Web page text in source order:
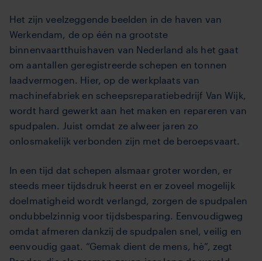
Het zijn veelzeggende beelden in de haven van
Werkendam, de op één na grootste
binnenvaartthuishaven van Nederland als het gaat
om aantallen geregistreerde schepen en tonnen
laadvermogen. Hier, op de werkplaats van
machinefabriek en scheepsreparatiebedrijf Van Wijk,
wordt hard gewerkt aan het maken en repareren van
spudpalen. Juist omdat ze alweer jaren zo
onlosmakelijk verbonden zijn met de beroepsvaart.
In een tijd dat schepen alsmaar groter worden, er
steeds meer tijdsdruk heerst en er zoveel mogelijk
doelmatigheid wordt verlangd, zorgen de spudpalen
ondubbelzinnig voor tijdsbesparing. Eenvoudigweg
omdat afmeren dankzij de spudpalen snel, veilig en
eenvoudig gaat. “Gemak dient de mens, hè”, zegt